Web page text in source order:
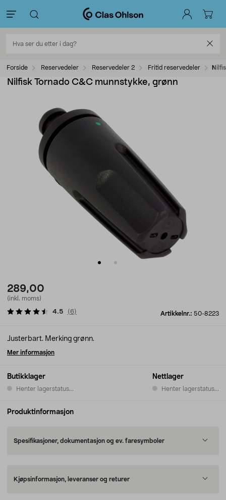
Forside Reservedeler Reservedeler 2 Fritid reservedeler
Nilfisk Tornado C&C munnstykke, grønn
289,00
(inkl. moms)
Artikkelnr.: 50-8223
4.5 (6)
Butikklager
Henter lagerstatus...
Nettlager
Henter lagerstatus...
Justerbart. Merking grønn.
Mer informasjon
Produktinformasjon
Spesifikasjoner, dokumentasjon og ev. faresymboler
Kjøpsinformasjon, leveranser og returer